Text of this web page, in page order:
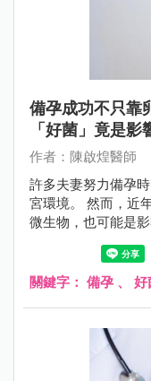
備孕成功不只靠
「好菌」竟是
作者：陳啟煌醫師
許多夫妻努力備孕
宮環境。 然而，近
微生物，也可能是
關鍵字： 備孕 、 好